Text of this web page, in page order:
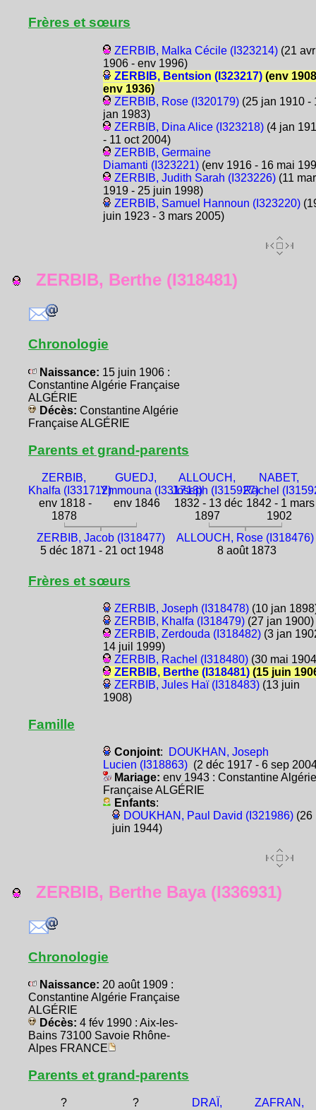
Frères et sœurs
ZERBIB, Malka Cécile (I323214)(21 avr
1906 - env 1996)
ZERBIB, Bentsion (I323217)(env
env 1936)
ZERBIB, Rose (I320179)(25 jan 1910 -
jan 1983)
ZERBIB, Dina Alice (I323218)(4 jan
- 11 oct 2004)
ZERBIB, Germaine
Diamanti (I323221)(env 1916 - 16 mai
ZERBIB, Judith Sarah (I323226)(11
1919 - 25 juin 1998)
ZERBIB, Samuel Hannoun (I323220)
juin 1923 - 3 mars 2005)
ZERBIB, Berthe (I318481)
Chronologie
Naissance: 15 juin 1906 :
Constantine Algérie Française
ALGÉRIE
Décès: Constantine Algérie
Française ALGÉRIE
Parents et grand-parents
ZERBIB,
Khalfa (I331712)
env 1818 -
1878
GUEDJ,
Ymmouna (I331713)
env 1846
ALLOUCH,
Joseph (I315927)
1832 - 13 déc
1897
NABET,
Rachel
1842 - 1 mars
1902
ZERBIB, Jacob (I318477)
5 déc 1871 - 21 oct 1948
ALLOUCH, Rose (I318476)
8 août 1873
Frères et sœurs
ZERBIB, Joseph (I318478)(10 jan
ZERBIB, Khalfa (I318479)(27 jan 1900)
ZERBIB, Zerdouda (I318482)(3 jan
14 juil 1999)
ZERBIB, Rachel (I318480)(30 mai
ZERBIB, Berthe (I318481)(15 juin
ZERBIB, Jules Haï (I318483)(13 juin
1908)
Famille
Conjoint:
DOUKHAN, Joseph
Lucien (I318863)(2 déc 1917 - 6 sep
Mariage: env 1943 : Constantine Algérie
Française ALGÉRIE
Enfants:
DOUKHAN, Paul David (I321986)(26
juin 1944)
ZERBIB, Berthe Baya (I336931)
Chronologie
Naissance: 20 août 1909 :
Constantine Algérie Française
ALGÉRIE
Décès: 4 fév 1990 : Aix-les-
Bains 73100 Savoie Rhône-
Alpes FRANCE
Parents et grand-parents
? ?
DRAÏ,
ZAFRAN,